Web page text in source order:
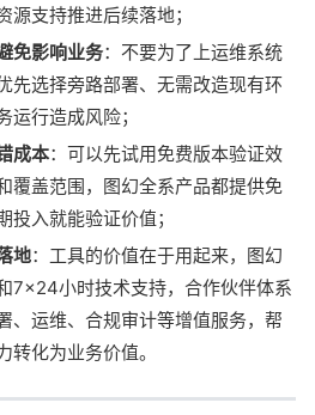
源支持推进后续落地；
免影响业务：不要为了上运维系统
先选择旁路部署、无需改造现有环
运行造成风险；
成本：可以先试用免费版本验证效
覆盖范围，图幻全系产品都提供免
投入就能验证价值；
地：工具的价值在于用起来，图幻
7×24小时技术支持，合作伙伴体系
、运维、合规审计等增值服务，帮
转化为业务价值。